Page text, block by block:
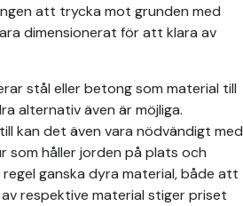
att trycka mot grunden med
dimensionerat för att klara av
stål eller betong som material till
alternativ även är möjliga.
kan det även vara nödvändigt med
som håller jorden på plats och
ganska dyra material, både att
respektive material stiger priset